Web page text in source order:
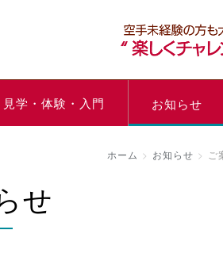
見学・体験・入門 お知らせ
ホーム お知らせ ご
せ